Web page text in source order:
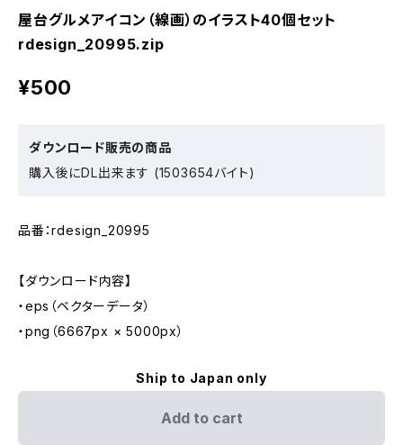
屋台グルメアイコン（線画）のイラスト40個セット
rdesign_20995.zip
¥500
ダウンロード販売の商品
購入後にDL出来ます (1503654バイト)
品番：rdesign_20995
【ダウンロード内容】
・eps（ベクターデータ）
・png（6667px × 5000px）
Ship to Japan only
Add to cart